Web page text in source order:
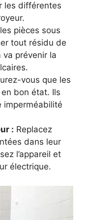
les différentes
pièces sous
tout résidu de
prévenir la
vous que les
bon état. Ils
imperméabilité
: Replacez
dans leur
l’appareil et
électrique.